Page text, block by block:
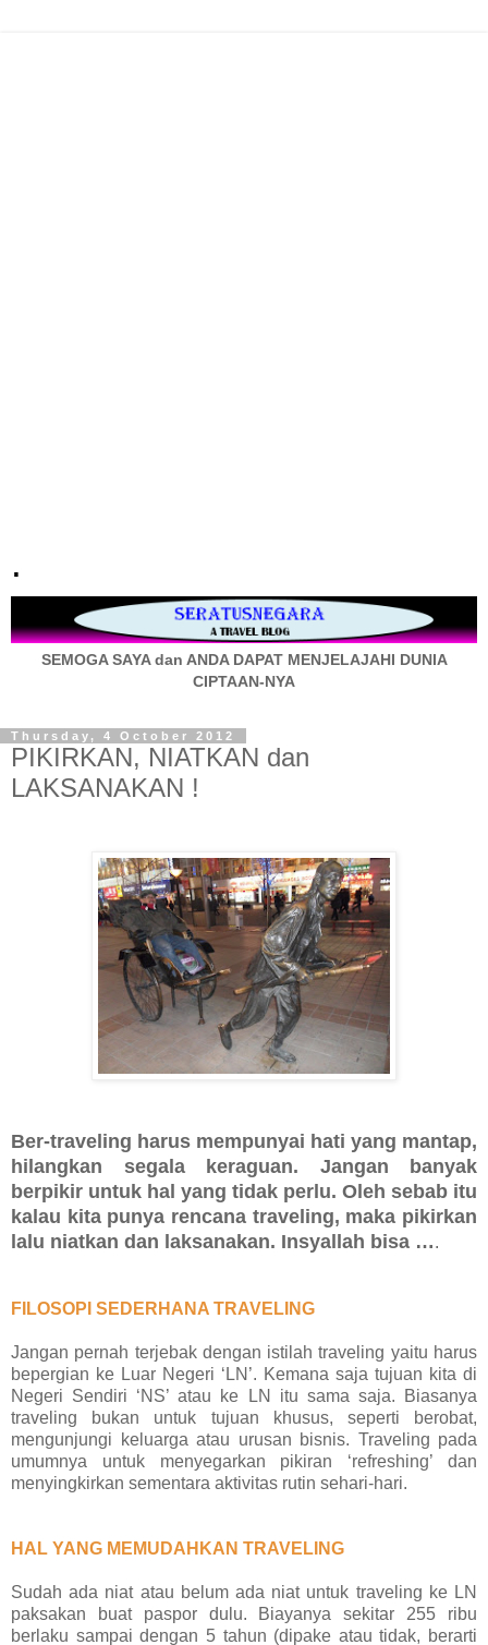
.
SEMOGA SAYA dan ANDA DAPAT MENJELAJAHI DUNIA
CIPTAAN-NYA
Thursday, 4 October 2012
PIKIRKAN, NIATKAN dan
LAKSANAKAN !
Ber-traveling harus mempunyai hati yang mantap,
hilangkan segala keraguan. Jangan banyak
berpikir untuk hal yang tidak perlu. Oleh sebab itu
kalau kita punya rencana traveling, maka pikirkan
lalu niatkan dan laksanakan. Insyallah bisa ….
FILOSOPI SEDERHANA TRAVELING
Jangan pernah terjebak dengan istilah traveling yaitu harus
bepergian ke Luar Negeri ‘LN’. Kemana saja tujuan kita di
Negeri Sendiri ‘NS’ atau ke LN itu sama saja. Biasanya
traveling bukan untuk tujuan khusus, seperti berobat,
mengunjungi keluarga atau urusan bisnis. Traveling pada
umumnya untuk menyegarkan pikiran ‘refreshing’ dan
menyingkirkan sementara aktivitas rutin sehari-hari.
HAL YANG MEMUDAHKAN TRAVELING
Sudah ada niat atau belum ada niat untuk traveling ke LN
paksakan buat paspor dulu. Biayanya sekitar 255 ribu
berlaku sampai dengan 5 tahun (dipake atau tidak, berarti